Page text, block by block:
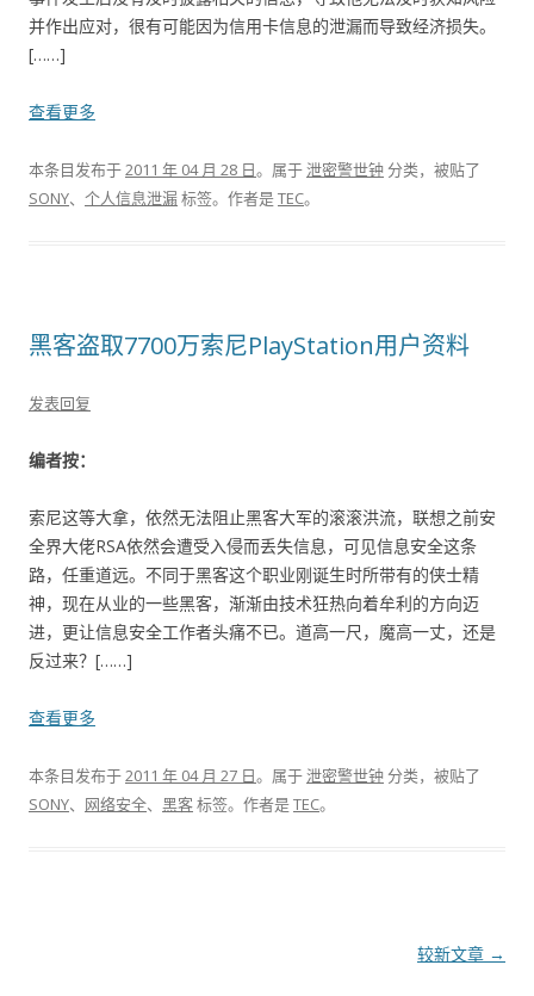
并作出应对，很有可能因为信用卡信息的泄漏而导致经济损失。
[……]
查看更多
本条目发布于2011 年 04 月 28 日。属于泄密警世钟 分类，被贴了
SONY、 个人信息泄漏标签。 作者是TEC。
黑客盗取7700万索尼PlayStation用户资料
发表回复
编者按：
索尼这等大拿，依然无法阻止黑客大军的滚滚洪流，联想之前安
全界大佬RSA依然会遭受入侵而丢失信息，可见信息安全这条
路，任重道远。不同于黑客这个职业刚诞生时所带有的侠士精
神，现在从业的一些黑客，渐渐由技术狂热向着牟利的方向迈
进，更让信息安全工作者头痛不已。道高一尺，魔高一丈，还是
反过来？[……]
查看更多
本条目发布于2011 年 04 月 27 日。属于泄密警世钟 分类，被贴了
SONY、 网络安全、 黑客标签。 作者是TEC。
较新文章 →